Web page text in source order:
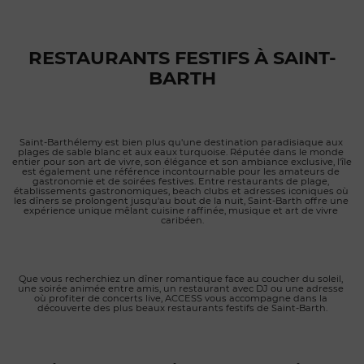
cuisine du Select privilégie la simplicité, la convivialité et les
recettes qui ont fait sa réputation. La carte propose une
sélection de burgers, sandwiches, salades, snacks et plats
véritable icône auprès des visiteurs internationaux. Préparé
selon la tradition de la maison, ce burger emblématique
attire depuis des décennies les amateurs de cuisine simple et
authentique venus découvrir l'un des plats les plus célèbres de
Saint-Barth. Au-delà de cette spécialité, Le Select propose
également plusieurs classiques de la cuisine américaine et
Gustavia. L'Histoire & L'Héritage du Select L'histoire du
Select est intimement liée à celle de Saint-Barthélemy. Fondé
par Marius Stakelborough en 1949, l'établissement a traversé
RESTAURANTS FESTIFS À SAINT-
BARTH
Saint-Barthélemy est bien plus qu'une destination paradisiaque aux
plages de sable blanc et aux eaux turquoise. Réputée dans le monde
entier pour son art de vivre, son élégance et son ambiance exclusive, l'île
est également une référence incontournable pour les amateurs de
gastronomie et de soirées festives. Entre restaurants de plage,
établissements gastronomiques, beach clubs et adresses iconiques où
les dîners se prolongent jusqu'au bout de la nuit, Saint-Barth offre une
expérience unique mêlant cuisine raffinée, musique et art de vivre
caribéen.
Que vous recherchiez un dîner romantique face au coucher du soleil,
une soirée animée entre amis, un restaurant avec DJ ou une adresse
où profiter de concerts live, ACCESS vous accompagne dans la
découverte des plus beaux restaurants festifs de Saint-Barth.